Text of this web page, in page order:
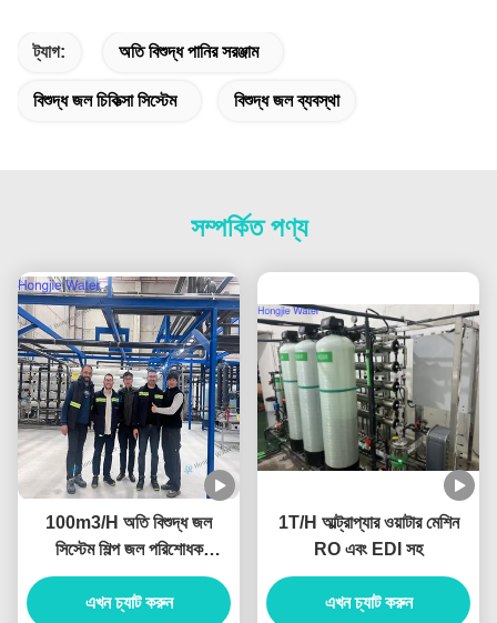
ট্যাগ: অতি বিশুদ্ধ পানির সরঞ্জাম
বিশুদ্ধ জল চিকিত্সা সিস্টেম বিশুদ্ধ জল ব্যবস্থা
সম্পর্কিত পণ্য
100m3/H অতি বিশুদ্ধ জল
সিস্টেম শিল্প জল পরিশোধক
UF+RO+EDI ইউনিট সহ
এখন চ্যাট করুন
1T/H আল্ট্রাপ্যার ওয়াটার মেশিন
RO এবং EDI সহ
এখন চ্যাট করুন